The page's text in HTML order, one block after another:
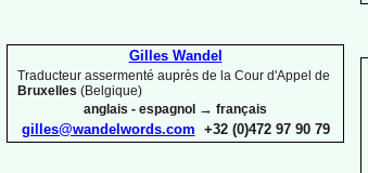
Gilles Wandel
Traducteur assermenté auprès de la Cour d'Appel de
Bruxelles (Belgique)
anglais - espagnol → français
gilles@wandelwords.com +32 (0)472 97 90 79